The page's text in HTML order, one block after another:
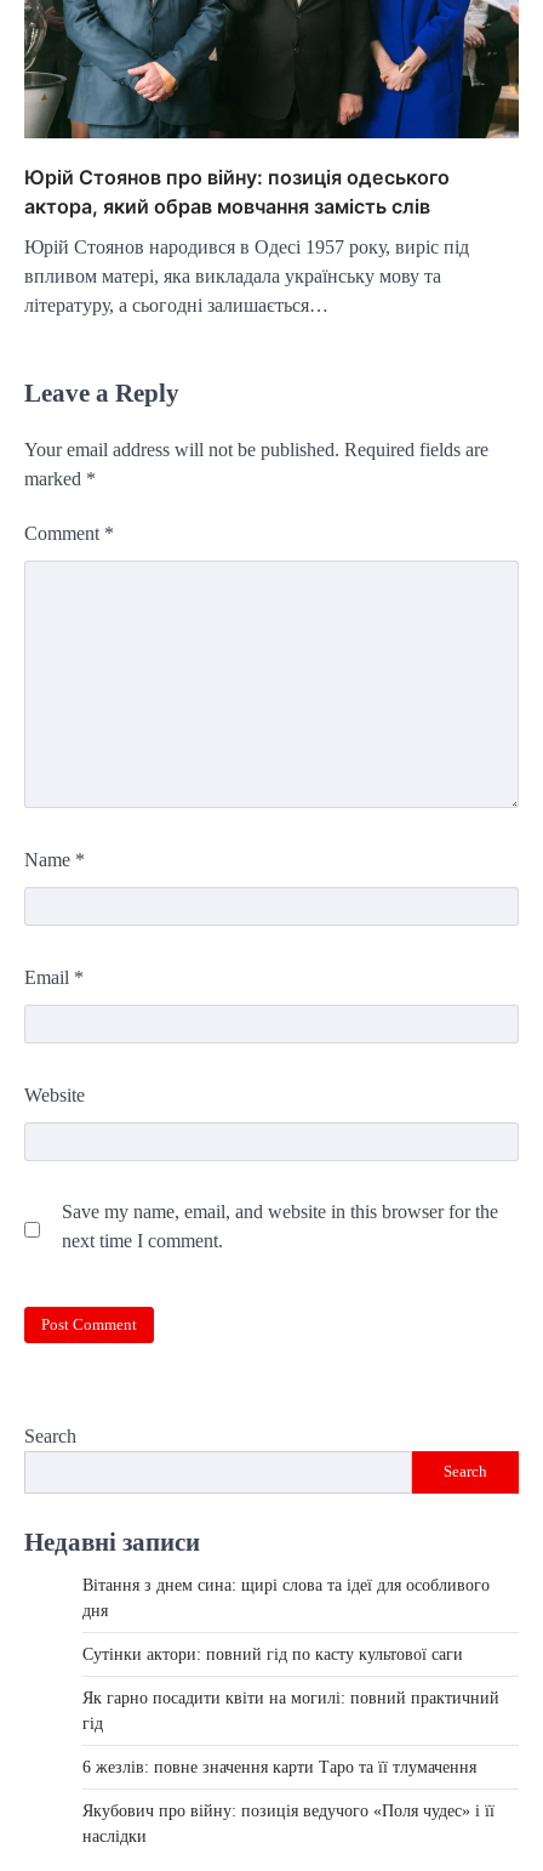
Юрій Стоянов про війну: позиція одеського
актора, який обрав мовчання замість слів
Юрій Стоянов народився в Одесі 1957 року, виріс під
впливом матері, яка викладала українську мову та
літературу, а сьогодні залишається…
Leave a Reply
Your email address will not be published. Required fields are
marked *
Comment *
Name *
Email *
Website
Save my name, email, and website in this browser for the
next time I comment.
Search
Search
Недавні записи
Вітання з днем сина: щирі слова та ідеї для особливого
дня
Сутінки актори: повний гід по касту культової саги
Як гарно посадити квіти на могилі: повний практичний
гід
6 жезлів: повне значення карти Таро та її тлумачення
Якубович про війну: позиція ведучого «Поля чудес» і її
наслідки